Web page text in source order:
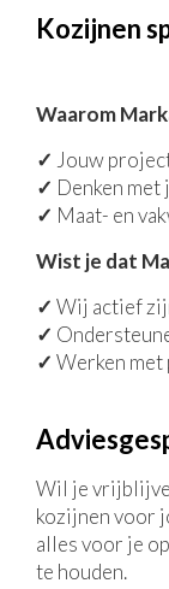
website
Kozijnen
Waarom
✓ Jouw
✓ Denken met
✓ Maat- en
Wist je dat
✓ Wij actief
✓
✓ Werken met
Wil je
kozijnen voor
alles voor je
te houden.